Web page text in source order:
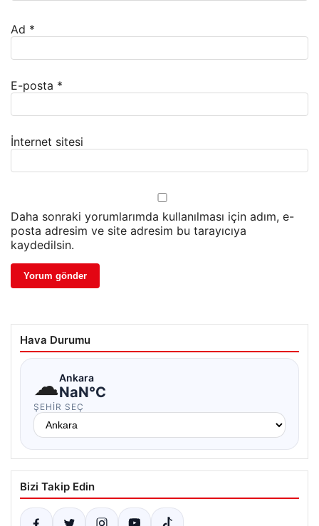
Ad *
E-posta *
İnternet sitesi
Daha sonraki yorumlarımda kullanılması için adım, e-
posta adresim ve site adresim bu tarayıcıya
kaydedilsin.
Hava Durumu
☁Ankara
NaN°C
ŞEHIR SEÇ
Bizi Takip Edin